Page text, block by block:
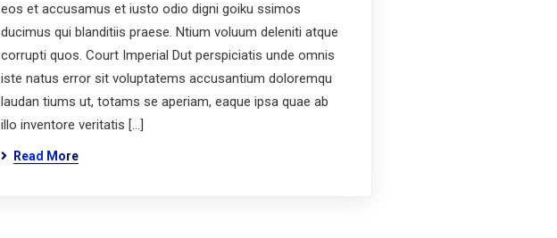
eos et accusamus et iusto odio digni goiku ssimos
ducimus qui blanditiis praese. Ntium voluum deleniti atque
corrupti quos. Court Imperial Dut perspiciatis unde omnis
iste natus error sit voluptatems accusantium doloremqu
laudan tiums ut, totams se aperiam, eaque ipsa quae ab
illo inventore veritatis […]
Read More